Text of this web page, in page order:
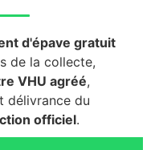
d'épave gratuit
de la collecte,
VHU agréé,
délivrance du
officiel.